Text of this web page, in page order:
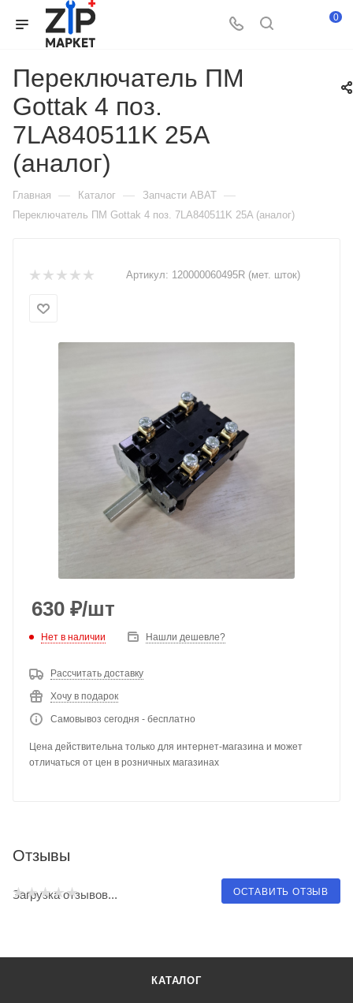
0
Переключатель ПМ
Gottak 4 поз.
7LA840511K 25A
(аналог)
Главная — Каталог — Запчасти ABAT —
Переключатель ПМ Gottak 4 поз. 7LA840511K 25A (аналог)
Артикул: 120000060495R (мет. шток)
630 ₽/шт
Нет в наличии Нашли дешевле?
Рассчитать доставку
Хочу в подарок
Самовывоз сегодня - бесплатно
Цена действительна только для интернет-магазина и может
отличаться от цен в розничных магазинах
Отзывы
ОСТАВИТЬ ОТЗЫВ
Загрузка отзывов...
КАТАЛОГ